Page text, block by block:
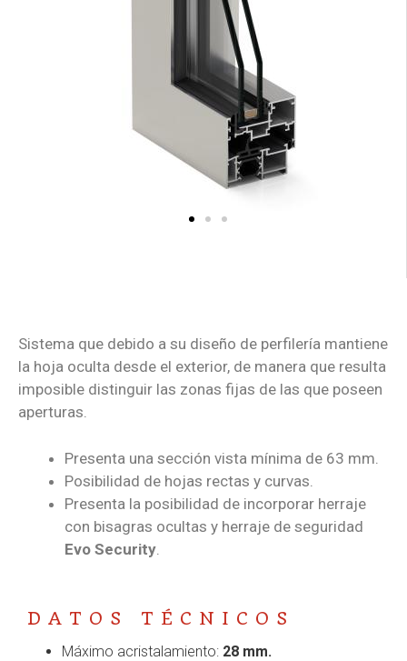
Sistema que debido a su diseño de perfilería mantiene
la hoja oculta desde el exterior, de manera que resulta
imposible distinguir las zonas fijas de las que poseen
aperturas.
Presenta una sección vista mínima de 63 mm.
Posibilidad de hojas rectas y curvas.
Presenta la posibilidad de incorporar herraje
con bisagras ocultas y herraje de seguridad
Evo Security
DATOS TÉCNICOS
Máximo acristalamiento: 28 mm.